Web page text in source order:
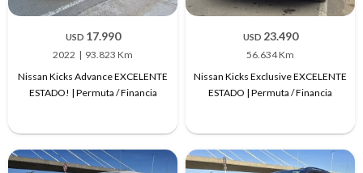
USD 17.990
2022
93.823 Km
Nissan Kicks Advance EXCELENTE
ESTADO! | Permuta / Financia
USD 23.490
56.634 Km
Nissan Kicks Exclusive EXCELENTE
ESTADO | Permuta / Financia